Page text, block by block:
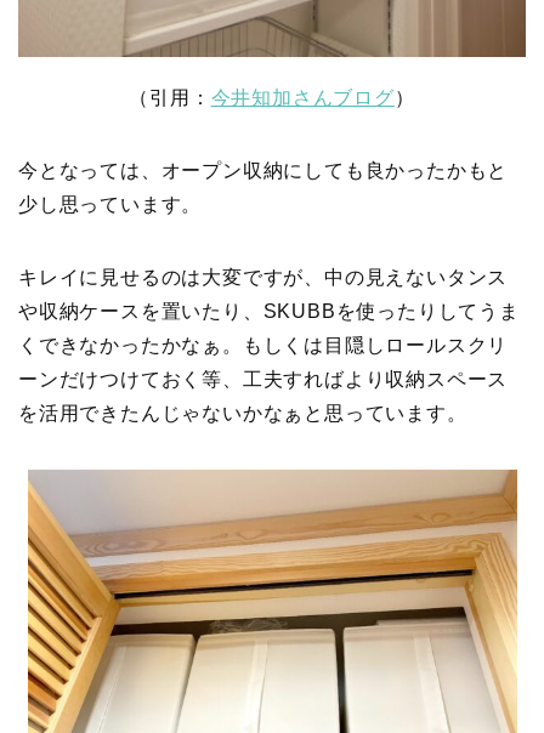
（引用： 今井知加さんブログ）
今となっては、オープン収納にしても良かったかもと
少し思っています。
キレイに見せるのは大変ですが、中の見えないタンス
や収納ケースを置いたり、SKUBBを使ったりしてうま
くできなかったかなぁ。もしくは目隠しロールスクリ
ーンだけつけておく等、工夫すればより収納スペース
を活用できたんじゃないかなぁと思っています。